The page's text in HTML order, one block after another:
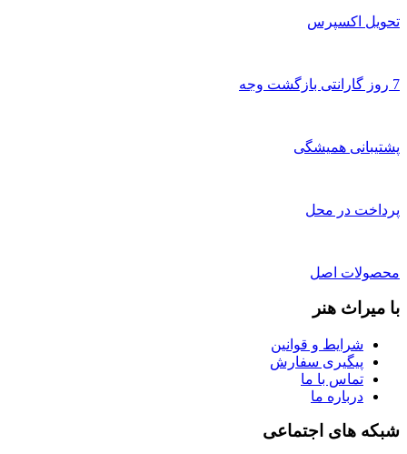
تحویل اکسپرس
7 روز گارانتی بازگشت وجه
پشتیبانی همیشگی
پرداخت در محل
محصولات اصل
با میراث هنر
شرایط و قوانین
پیگیری سفارش
تماس با ما
درباره ما
شبکه های اجتماعی